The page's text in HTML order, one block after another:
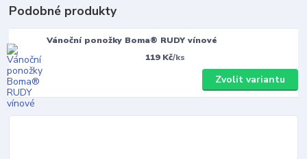
Podobné produkty
Vánoční ponožky Boma® RUDY vínové
119 Kč/ks
Zvolit variantu